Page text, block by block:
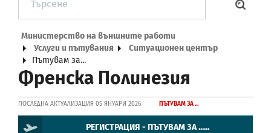
Министерство на външните работи
Услуги и пътувания
Ситуационен център
Пътувам за...
Френска Полинезия
ПОСЛЕДНА АКТУАЛИЗАЦИЯ 05 ЯНУАРИ 2026 ПЪТУВАМ ЗА ...
РЕГИСТРАЦИЯ - ПЪТУВАМ ЗА ......